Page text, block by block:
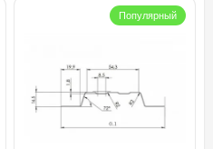
Популярный